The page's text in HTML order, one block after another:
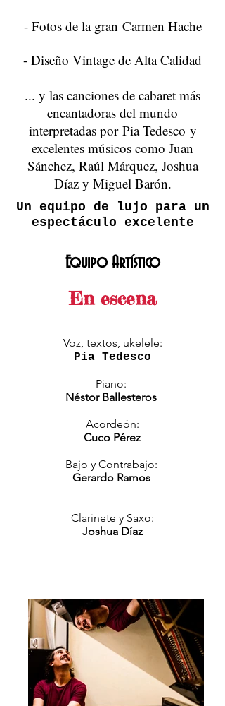
- Fotos de la gran Carmen Hache
- Diseño Vintage de Alta Calidad
... y las canciones de cabaret más
encantadoras del mundo
interpretadas por Pia Tedesco y
excelentes músicos como Juan
Sánchez, Raúl Márquez, Joshua
Díaz y Miguel Barón.
Un equipo de lujo para un
espectáculo excelente
Equipo Artístico
En escena
Voz, textos, ukelele:
Pia Tedesco
Piano:
Néstor Ballesteros
Acordeón:
Cuco Pérez
Bajo y Contrabajo:
Gerardo Ramos
Clarinete y Saxo:
Joshua Díaz